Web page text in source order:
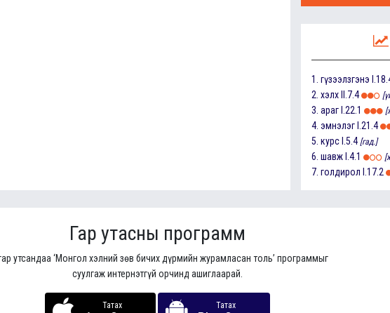
1. гүзээлзгэнэ
2. хэлх II.7.4
3. араг I.22.1
4. эмнэлэг I.21.4
5. курс I.5.4 [гад.]
6. шавж I.4.1
7. голдирол I.17.2
Гар утасны программ
утсандаа ‘Монгол хэлний зөв бичих дүрмийн журамласан толь’ программыг
суулгаж интернэтгүй орчинд ашиглаарай.
Татах Татах